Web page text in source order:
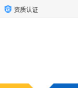
资质认证